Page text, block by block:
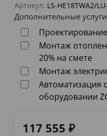
Артикул: LS-HE18TWA2/
Дополнительные
Монтаж
20% на смете
Монтаж
Автоматизация
оборудовании
117 555 ₽